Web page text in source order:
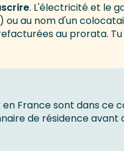
. L'électricité et le
au nom d'un
au prorata.
France sont dans ce
de résidence avant